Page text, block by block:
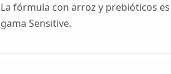
La fórmula con arroz y prebióticos
gama Sensitive.